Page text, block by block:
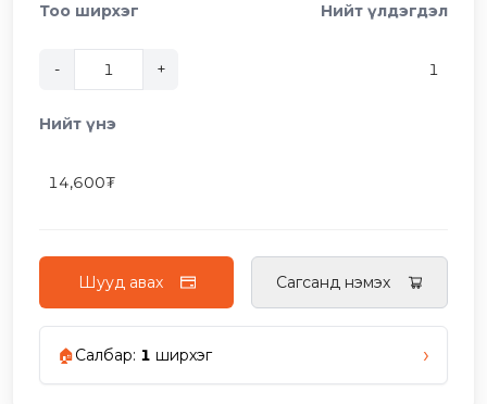
Тоо ширхэг
- +
Нийт үлдэгдэл
1
Нийт үнэ
14,600₮
Шууд авах Сагсанд нэмэх
🏠Салбар: 1 ширхэг ›